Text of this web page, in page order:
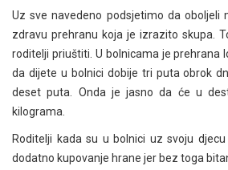
Uz sve navedeno podsjetimo da oboljeli
zdravu prehranu koja je izrazito skupa.
roditelji priuštiti. U bolnicama je prehrana
da dijete u bolnici dobije tri puta obrok
deset puta. Onda je jasno da će u
kilograma.
Roditelji kada su u bolnici uz svoju
dodatno kupovanje hrane jer bez toga